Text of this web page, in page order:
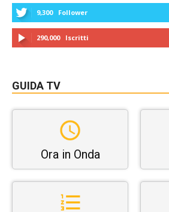
9,300 Follower
290,000 Iscritti
GUIDA TV
Ora in Onda